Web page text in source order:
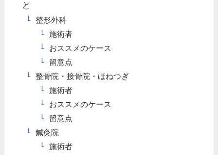
と
整形外科
施術者
おススメのケース
留意点
整骨院・接骨院・ほねつぎ
施術者
おススメのケース
留意点
鍼灸院
施術者